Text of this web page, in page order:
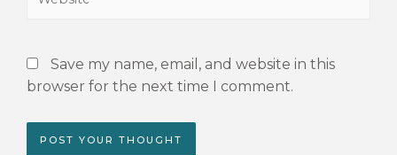
Save my name, email, and website in this
browser for the next time I comment.